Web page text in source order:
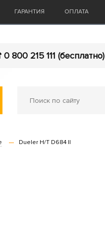
ГАРАНТИЯ ОПЛАТА
800 215 111 (бесплатно)
Dueler H/T D684 II